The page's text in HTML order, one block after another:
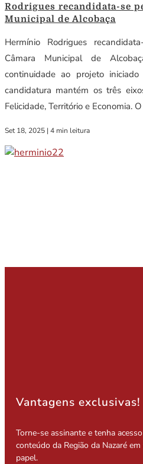
Rodrigues recandidata-se
Municipal de Alcobaça
Hermínio Rodrigues
Câmara Municipal de
continuidade ao projeto
candidatura mantém os três
Felicidade, Território e Economia.
Set 18, 2025 | 4 min leitura
Vantagens exclusivas!
Torne-se assinante e tenha
conteúdo da Região da Nazaré
papel.